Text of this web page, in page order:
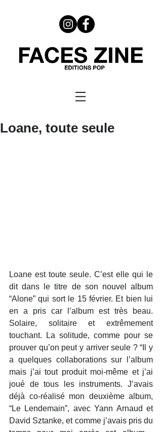
Loane, toute seule
Loane est toute seule. C’est elle qui le
dit dans le titre de son nouvel album
“Alone” qui sort le 15 février. Et bien lui
en a pris car l’album est très beau.
Solaire, solitaire et extrêmement
touchant. La solitude, comme pour se
prouver qu’on peut y arriver seule ? “Il y
a quelques collaborations sur l’album
mais j’ai tout produit moi-même et j’ai
joué de tous les instruments. J’avais
déjà co-réalisé mon deuxième album,
“Le Lendemain”, avec Yann Arnaud et
David Sztanke, et comme j’avais pris du